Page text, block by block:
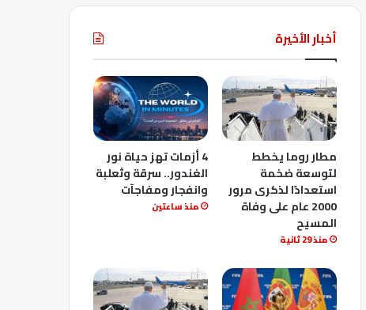
أخبار الأخيرة
مطار روما يخطط
لتوسعة ضخمة
استعدادًا لذكرى مرور
2000 عام على وفاة
المسيح
منذ 29 ثانية
4 أزمات تهز حياة نور
الغندور.. سرقة وثعلبة
وانفجار ومفاجآت
منذ ساعتين